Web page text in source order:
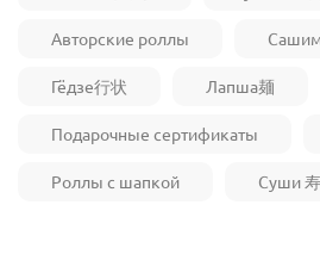
Авторские роллы
Гёдзе行状 Лапша麺
Подарочные сертификаты
Роллы с шапкой Суши